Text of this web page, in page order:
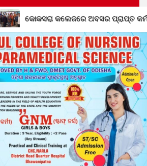
ଅବସର ପ୍ରାପ୍ତ କର୍ମଚାରୀଙ୍କୁ ବିଦାୟ